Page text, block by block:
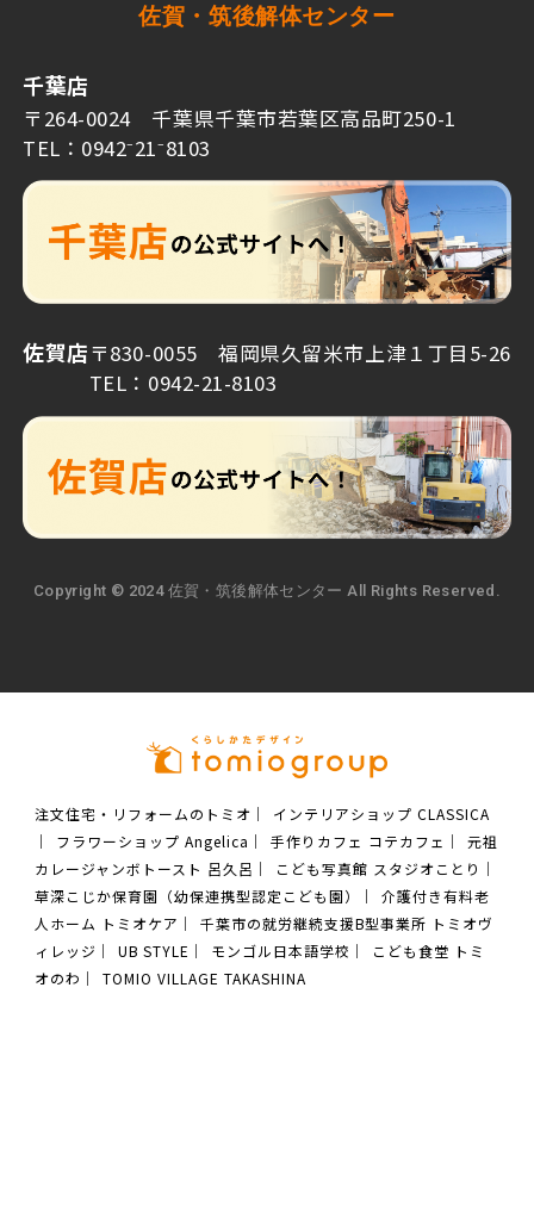
佐賀・筑後解体センター
千葉店
〒264-0024 千葉県千葉市若葉区高品町250-1
TEL：0942⁻21⁻8103
佐賀店〒830-0055 福岡県久留米市上津１丁目5-26
TEL：0942-21-8103
Copyright © 2024 佐賀・筑後解体センター All Rights Reserved.
注文住宅・リフォームのトミオ ｜
インテリアショップ CLASSICA
｜
フラワーショップ Angelica ｜ 手作りカフェ コテカフェ ｜
元祖
カレージャンボトースト 呂久呂 ｜ こども写真館 スタジオことり ｜
草深こじか保育園（幼保連携型認定こども園）
｜
介護付き有料老
人ホーム トミオケア ｜
千葉市の就労継続支援B型事業所 トミオヴ
ィレッジ ｜ UB STYLE ｜ モンゴル日本語学校 ｜
こども食堂 トミ
オのわ ｜ TOMIO VILLAGE TAKASHINA